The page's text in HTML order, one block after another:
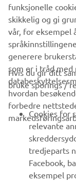
VIRKSOMHET
B2B
UTFORSK
FAQ &
funksjonelle
skikkelig og gi
vår, for eksempel
generere
som er i tråd
hvordan
forbedre
Hvis du gir ditt
bruke sporings /
Cookies for
relevante
tredjeparts
Facebook,
eksempel